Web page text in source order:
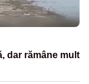
dar rămâne mult